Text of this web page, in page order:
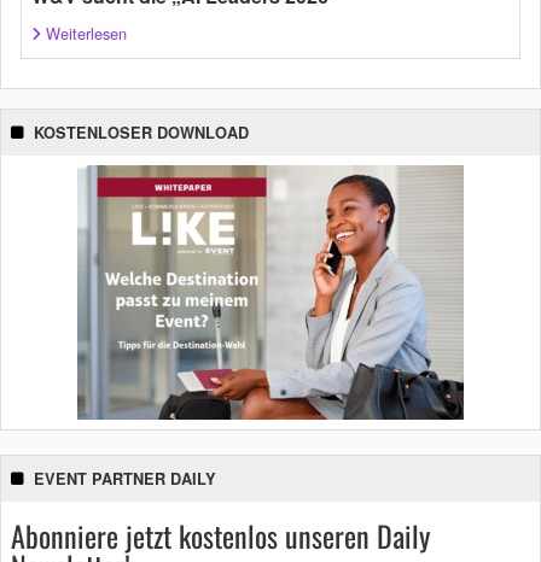
Weiterlesen
KOSTENLOSER DOWNLOAD
EVENT PARTNER DAILY
Abonniere jetzt kostenlos unseren Daily